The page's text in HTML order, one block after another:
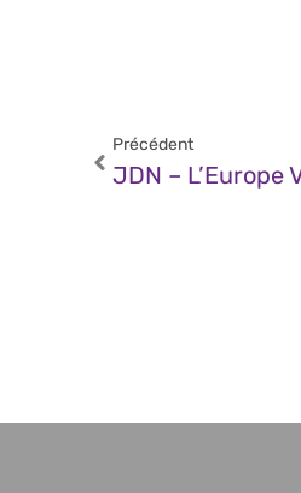
Précédent